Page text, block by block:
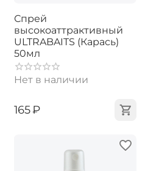
Спрей
высокоаттрактивный
ULTRABAITS (Карась)
50мл
Нет в наличии
‍165‍₽